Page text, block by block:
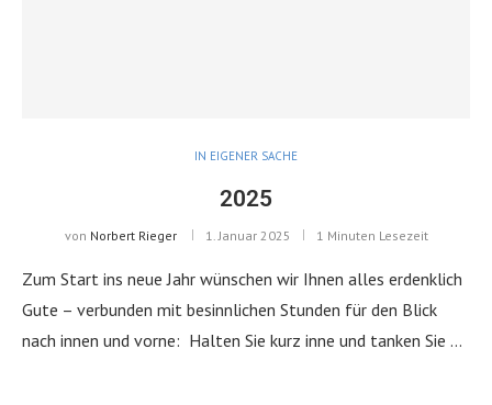
IN EIGENER SACHE
2025
von Norbert Rieger 1. Januar 2025 1 Minuten Lesezeit
Zum Start ins neue Jahr wünschen wir Ihnen alles erdenklich
Gute – verbunden mit besinnlichen Stunden für den Blick
nach innen und vorne: Halten Sie kurz inne und tanken Sie …